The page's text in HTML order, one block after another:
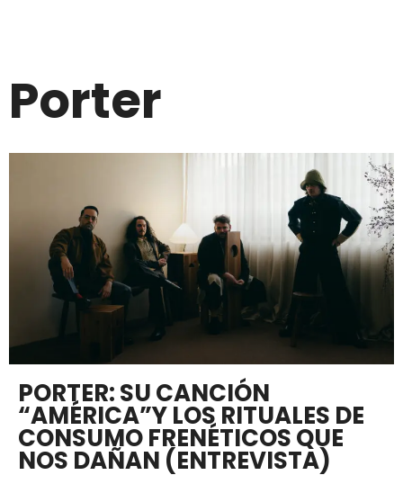
Porter
PORTER: SU CANCIÓN
“AMÉRICA”Y LOS RITUALES DE
CONSUMO FRENÉTICOS QUE
NOS DAÑAN (ENTREVISTA)